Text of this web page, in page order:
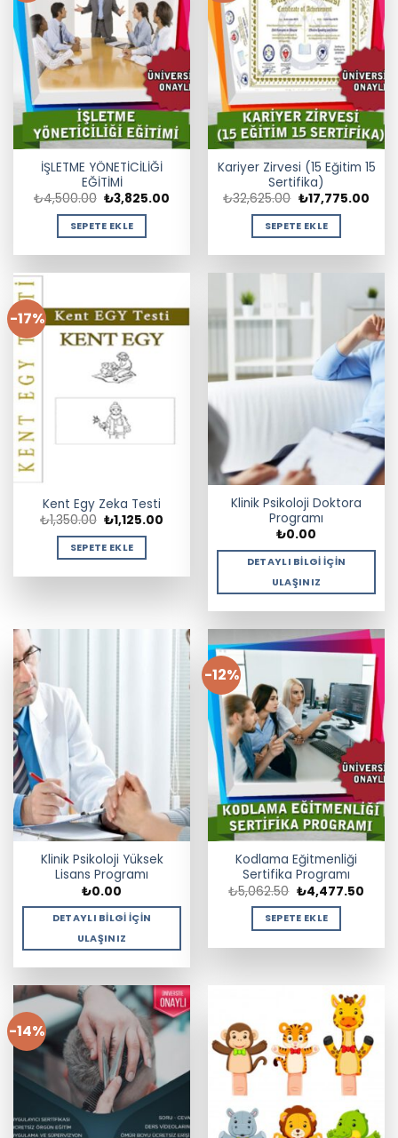
İŞLETME YÖNETİCİLİĞİ
EĞİTİMİ
₺4,500.00 Orijinal
fiyat:
₺4,500.00.
₺3,825.00
SEPETE EKLE
Kariyer Zirvesi (15 Eğitim 15
Sertifika)
₺32,625.00 Orijinal
fiyat:
₺32,625.00.
₺17,775.00Şu
SEPETE EKLE
-17%
Kent Egy Zeka Testi
₺1,350.00 Orijinal
fiyat:
₺1,350.00.
₺1,125.00
₺1,125.00.
SEPETE EKLE
Klinik Psikoloji Doktora
Programı
₺0.00
DETAYLI BILGI İÇIN
ULAŞINIZ
Klinik Psikoloji Yüksek
Lisans Programı
₺0.00
DETAYLI BILGI İÇIN
ULAŞINIZ
-12%
Kodlama Eğitmenliği
Sertifika Programı
₺5,062.50 Orijinal
fiyat:
₺5,062.50.
₺4,477.50Şu
SEPETE EKLE
-14%